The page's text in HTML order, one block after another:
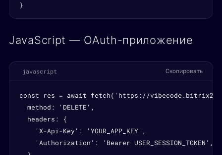
}
JavaScript — OAuth-приложение
javascript Скопировать
const res = await fetch('https://
  method: 'DELETE',
  headers: {
    'X-Api-Key': 'YOUR_APP_KEY',
    'Authorization': 'Bearer USER_SESSION_TOKEN',